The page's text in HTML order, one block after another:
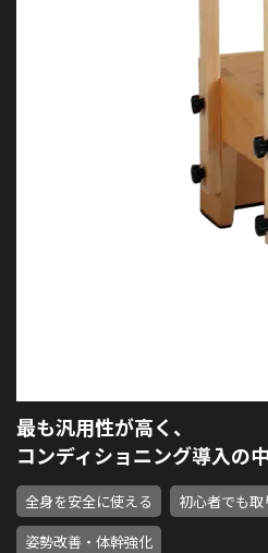
最も汎用性が高く、
コンディショニング導入の
全身を安全に使える
初心者でも
姿勢改善・体幹強化